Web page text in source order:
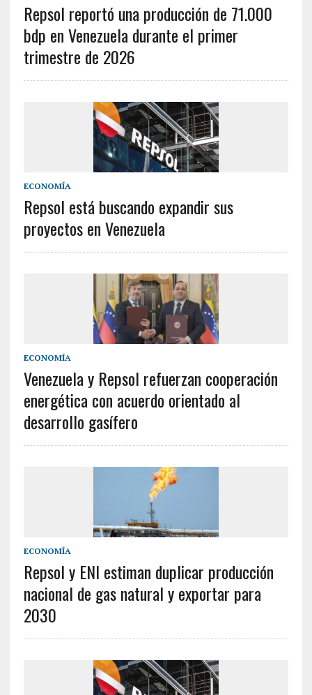
Repsol reportó una producción de 71.000
bdp en Venezuela durante el primer
trimestre de 2026
ECONOMÍA
Repsol está buscando expandir sus
proyectos en Venezuela
ECONOMÍA
Venezuela y Repsol refuerzan cooperación
energética con acuerdo orientado al
desarrollo gasífero
ECONOMÍA
Repsol y ENI estiman duplicar producción
nacional de gas natural y exportar para
2030